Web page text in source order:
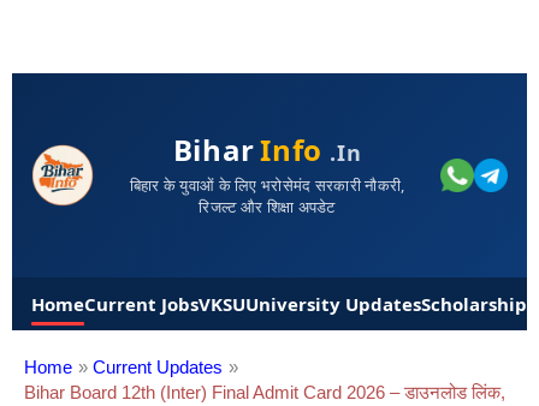
BiharInfo .in
बिहार के युवाओं के लिए भरोसेमंद सरकारी नौकरी,
रिजल्ट और शिक्षा अपडेट
HomeCurrent JobsVKSUUniversity UpdatesScholarships
Home
Current Updates
Bihar Board 12th (Inter) Final Admit Card 2026 – डाउनलोड लिंक,